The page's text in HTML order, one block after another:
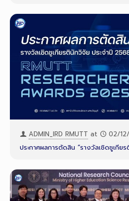
ADMIN_IRD RMUTT at
02/
ประกาศผลการตัดสิน “รางวัลเชิดชูเกีย